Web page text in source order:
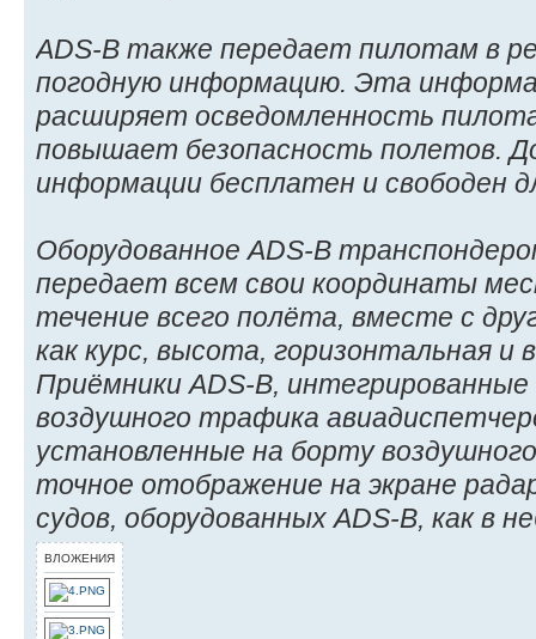
ADS-B также передает пилотам в
погодную информацию. Эта
расширяет осведомленность
повышает безопасность полетов.
информации бесплатен и свободен
Оборудованное ADS-B
передает всем свои координаты
течение всего полёта, вместе с
как курс, высота, горизонтальная и
Приёмники ADS-B,
воздушного трафика
установленные на борту
точное отображение на экране
судов, оборудованных ADS-B, как в
ВЛОЖЕНИЯ